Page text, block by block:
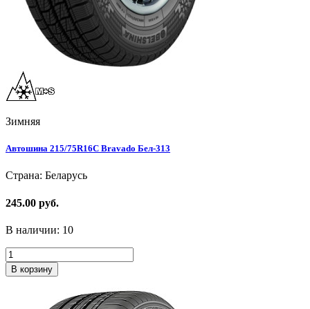
Зимняя
Автошина 215/75R16C Bravado Бел-313
Страна: Беларусь
245.00 руб.
В наличии: 10
В корзину